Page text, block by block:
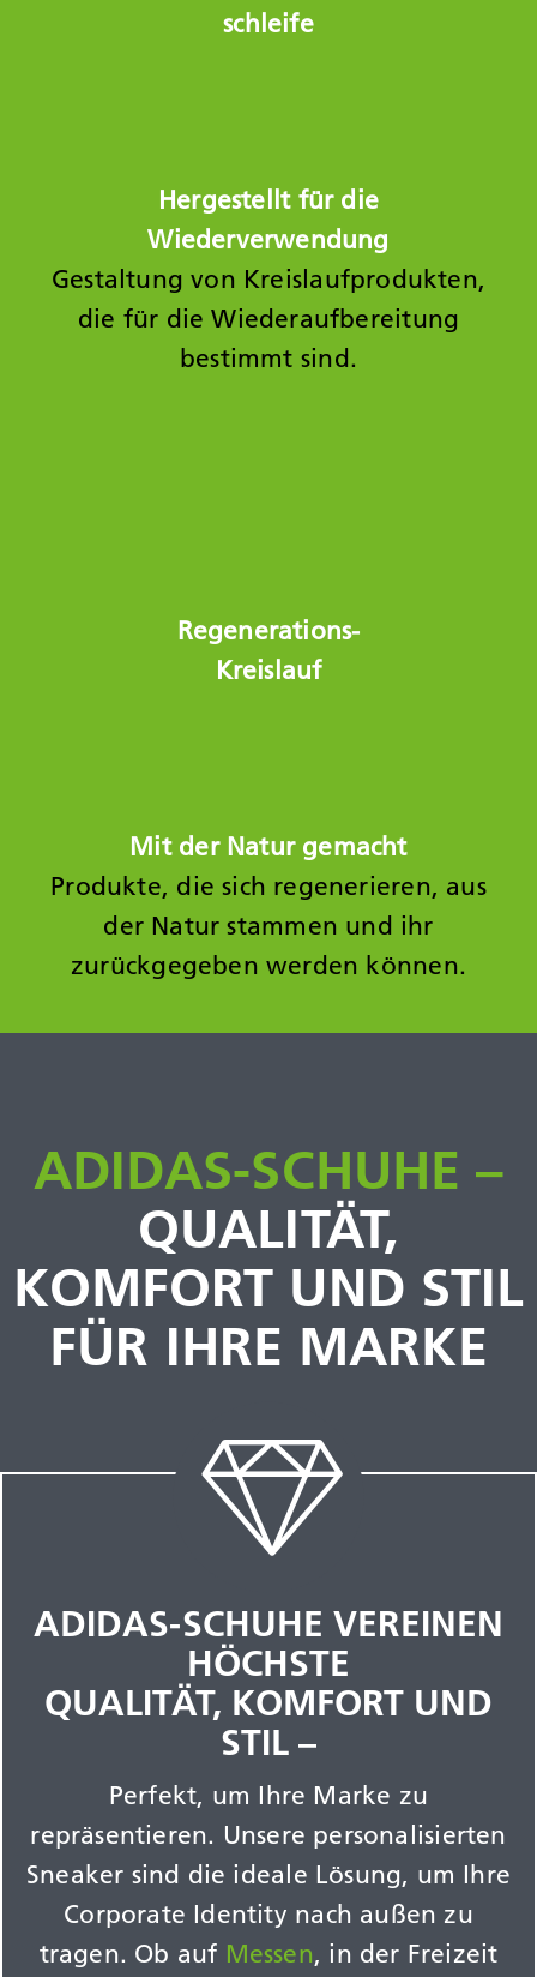
schleife
Hergestellt für die
Wiederverwendung
Gestaltung von Kreislaufprodukten,
die für die Wiederaufbereitung
bestimmt sind.
Regenerations-
Kreislauf
Mit der Natur gemacht
Produkte, die sich regenerieren, aus
der Naturstammen und ihr
zurückgegeben werden können.
ADIDAS-SCHUHE –
QUALITÄT,
KOMFORT UND STIL
FÜR IHRE MARKE
ADIDAS-SCHUHE VEREINEN
HÖCHSTE
QUALITÄT, KOMFORT UND
STIL –
Perfekt, um Ihre Marke zu
repräsentieren. Unsere personalisierten
Sneaker sind die ideale Lösung, um Ihre
Corporate Identity nach außen zu
tragen. Ob auf Messen, in der Freizeit